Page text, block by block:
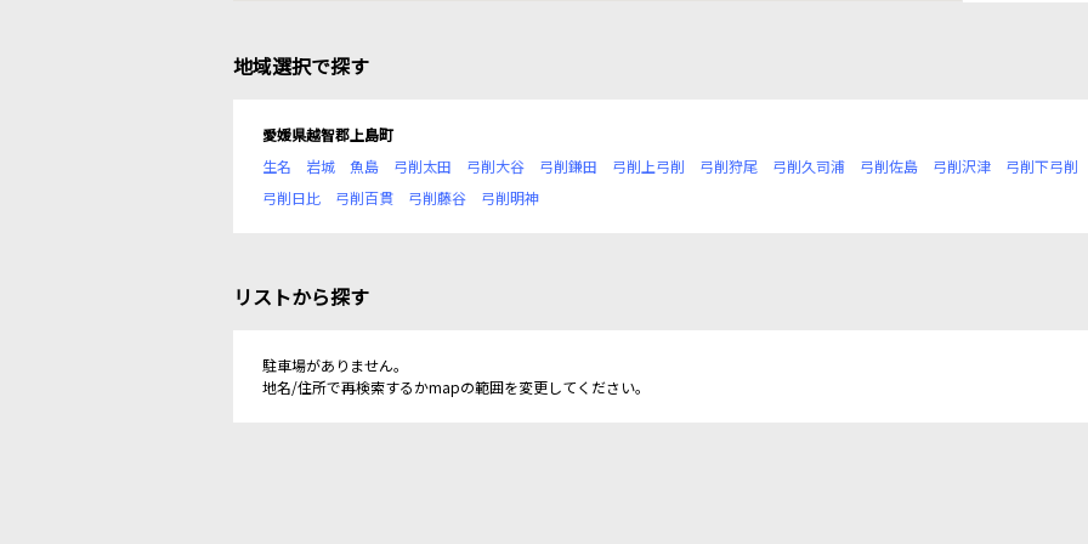
地域選択で探す
愛媛県越智郡上島町
生名
岩城 魚島 弓削太田 弓削大谷 弓削鎌田 弓削上弓削 弓削狩尾 弓削久司浦 弓削佐島 弓削沢津 弓削下弓削
弓削日比
弓削百貫 弓削藤谷 弓削明神
リストから探す
駐車場がありません。
地名/住所で再検索するかmapの範囲を変更してください。